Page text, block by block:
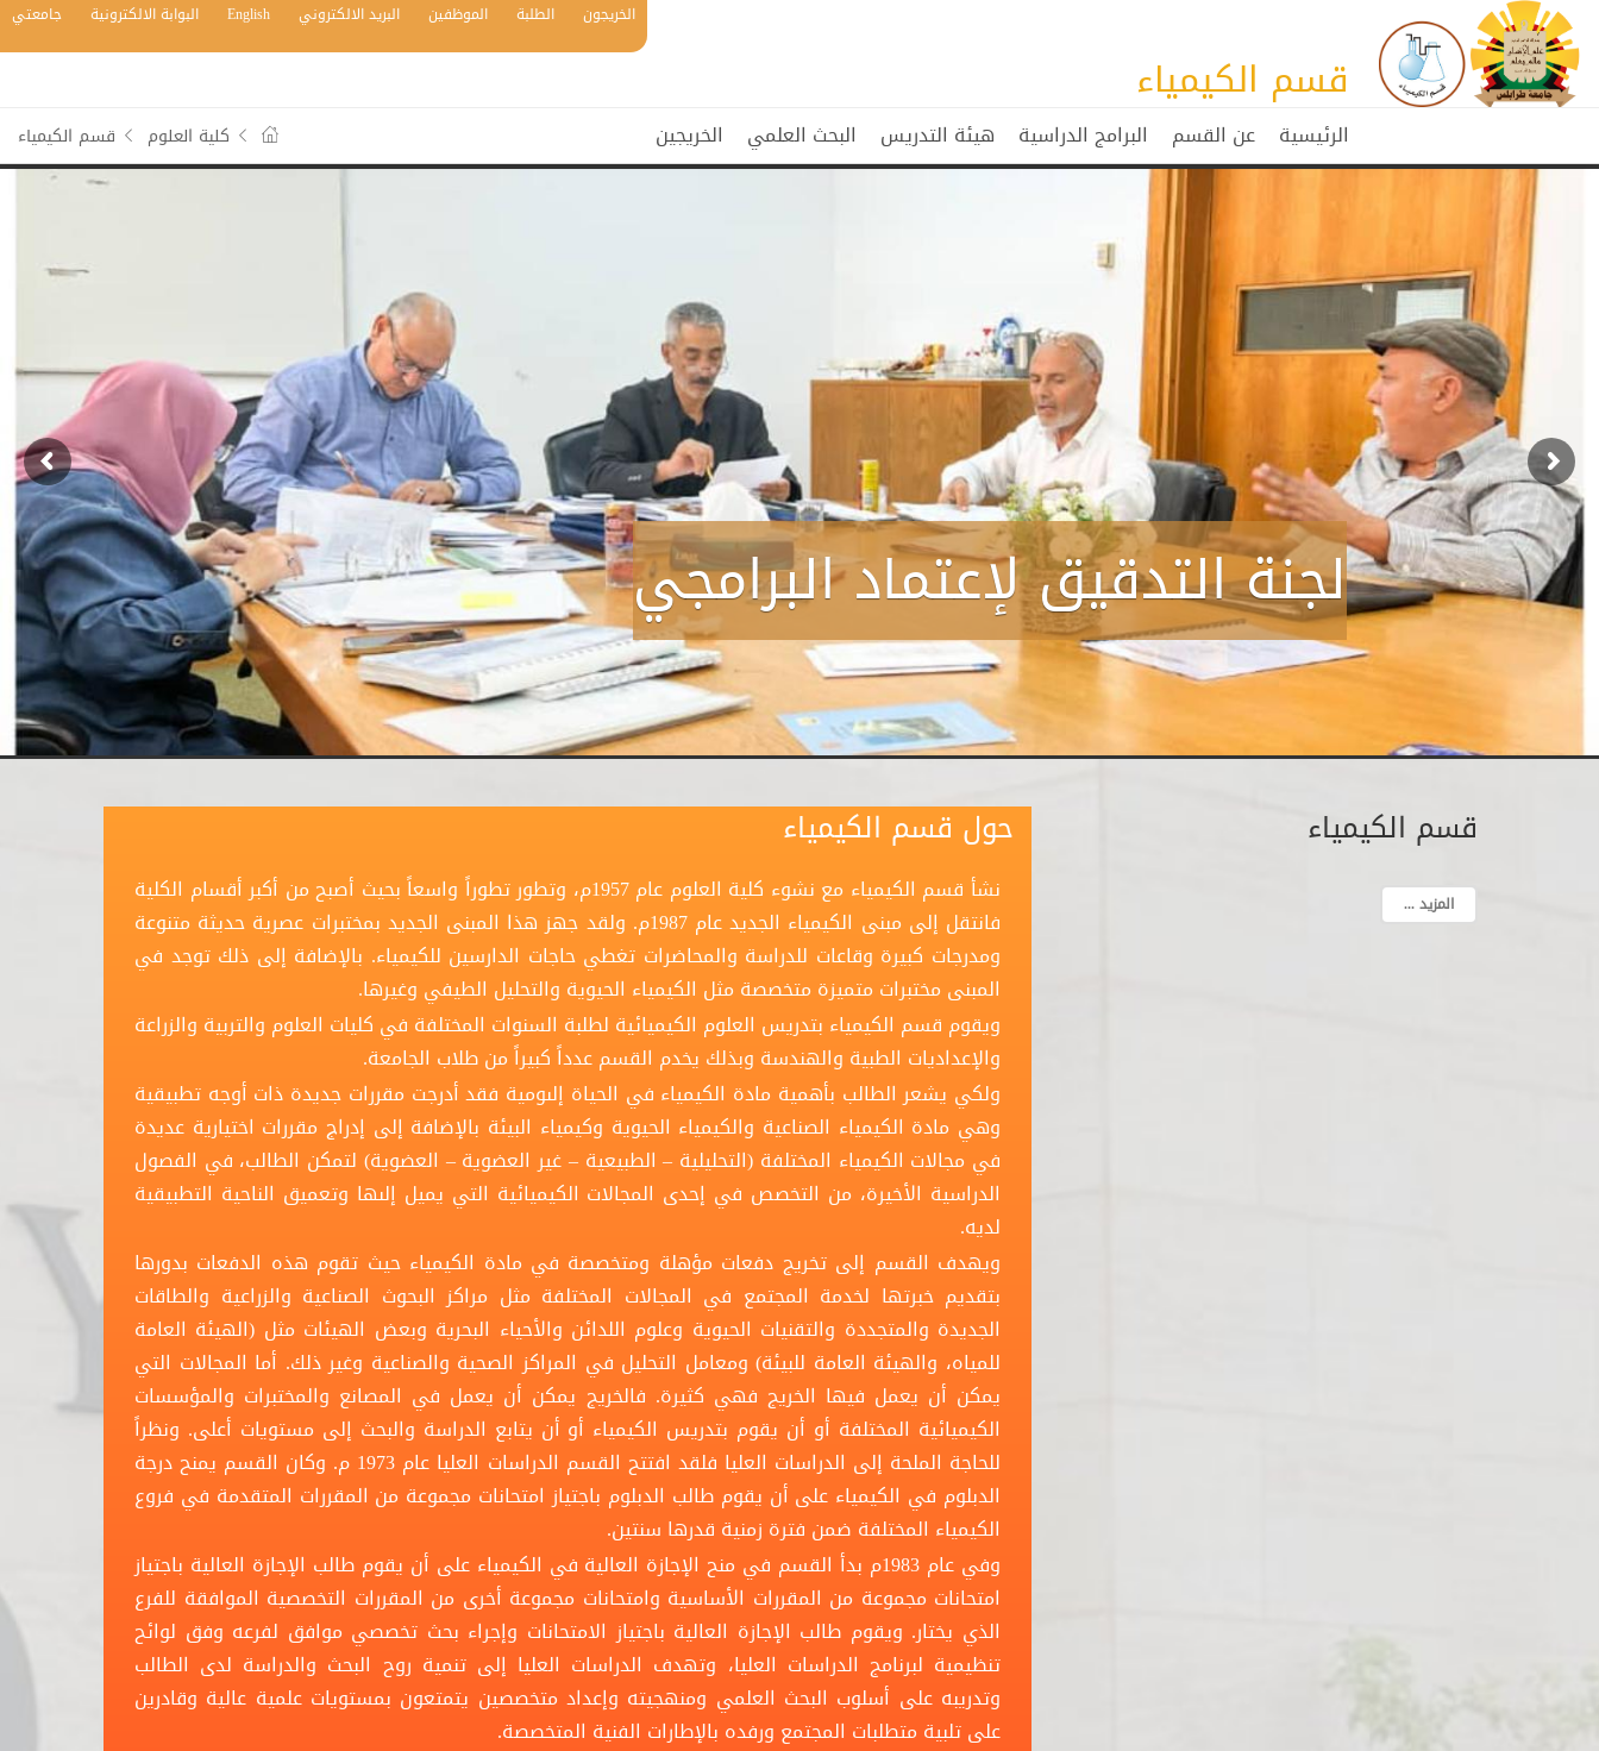
قسم الكيمياء
الخريجون الطلبة الموظفين البريد الالكتروني English البوابة الالكترونية جامعتي
الرئيسية عن القسم البرامج الدراسية هيئة التدريس البحث العلمي الخريجين كلية العلوم قسم الكيمياء
لجنة التدقيق لإعتماد البرامجي
قسم الكيمياء
المزيد ...
حول قسم الكيمياء
نشأ قسم الكيمياء مع نشوء كلية العلوم عام 1957م، وتطور تطوراً واسعاً بحيث أصبح من أكبر أقسام الكلية
فانتقل إلى مبنى الكيمياء الجديد عام 1987م. ولقد جهز هذا المبنى الجديد بمختبرات عصرية حديثة متنوعة
ومدرجات كبيرة وقاعات للدراسة والمحاضرات تغطي حاجات الدارسين للكيمياء. بالإضافة إلى ذلك توجد في
المبنى مختبرات متميزة متخصصة مثل الكيمياء الحيوية والتحليل الطيفي وغيرها.
ويقوم قسم الكيمياء بتدريس العلوم الكيميائية لطلبة السنوات المختلفة في كليات العلوم والتربية والزراعة
والإعداديات الطبية والهندسة وبذلك يخدم القسم عدداً كبيراً من طلاب الجامعة.
ولكي يشعر الطالب بأهمية مادة الكيمياء في الحياة إلىومية فقد أدرجت مقررات جديدة ذات أوجه تطبيقية
وهي مادة الكيمياء الصناعية والكيمياء الحيوية وكيمياء البيئة بالإضافة إلى إدراج مقررات اختيارية عديدة
في مجالات الكيمياء المختلفة (التحليلية – الطبيعية – غير العضوية – العضوية) لتمكن الطالب، في الفصول
الدراسية الأخيرة، من التخصص في إحدى المجالات الكيميائية التي يميل إلىها وتعميق الناحية التطبيقية
لديه.
ويهدف القسم إلى تخريج دفعات مؤهلة ومتخصصة في مادة الكيمياء حيث تقوم هذه الدفعات بدورها
بتقديم خبرتها لخدمة المجتمع في المجالات المختلفة مثل مراكز البحوث الصناعية والزراعية والطاقات
الجديدة والمتجددة والتقنيات الحيوية وعلوم اللدائن والأحياء البحرية وبعض الهيئات مثل (الهيئة العامة
للمياه، والهيئة العامة للبيئة) ومعامل التحليل في المراكز الصحية والصناعية وغير ذلك. أما المجالات التي
يمكن أن يعمل فيها الخريج فهي كثيرة. فالخريج يمكن أن يعمل في المصانع والمختبرات والمؤسسات
الكيميائية المختلفة أو أن يقوم بتدريس الكيمياء أو أن يتابع الدراسة والبحث إلى مستويات أعلى. ونظراً
للحاجة الملحة إلى الدراسات العليا فلقد افتتح القسم الدراسات العليا عام 1973 م. وكان القسم يمنح درجة
الدبلوم في الكيمياء على أن يقوم طالب الدبلوم باجتياز امتحانات مجموعة من المقررات المتقدمة في فروع
الكيمياء المختلفة ضمن فترة زمنية قدرها سنتين.
وفي عام 1983م بدأ القسم في منح الإجازة العالية في الكيمياء على أن يقوم طالب الإجازة العالية باجتياز
امتحانات مجموعة من المقررات الأساسية وامتحانات مجموعة أخرى من المقررات التخصصية الموافقة للفرع
الذي يختار. ويقوم طالب الإجازة العالية باجتياز الامتحانات وإجراء بحث تخصصي موافق لفرعه وفق لوائح
تنظيمية لبرنامج الدراسات العليا، وتهدف الدراسات العليا إلى تنمية روح البحث والدراسة لدى الطالب
وتدريبه على أسلوب البحث العلمي ومنهجيته وإعداد متخصصين يتمتعون بمستويات علمية عالية وقادرين
على تلبية متطلبات المجتمع ورفده بالإطارات الفنية المتخصصة.